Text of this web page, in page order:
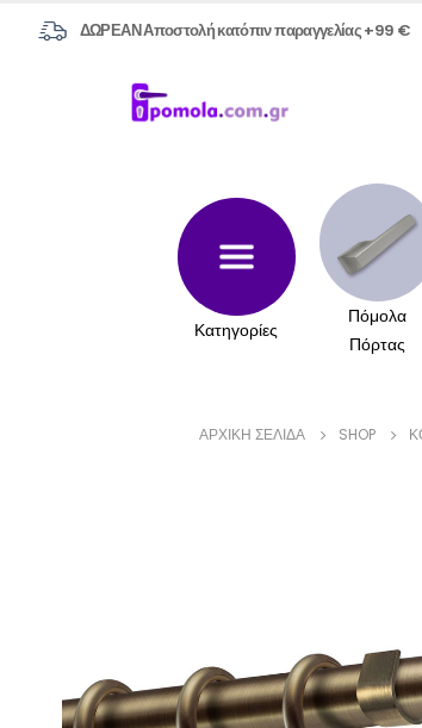
ΔΩΡΕΑΝ Αποστολή κατόπιν παραγγελίας +99 €
Κατηγορίες
Πόμολα
Πόρτας
ΑΡΧΙΚΉ ΣΕΛΊΔΑ SHOP